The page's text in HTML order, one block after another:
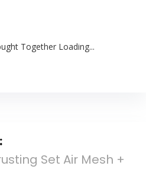
Together Loading...
Set Air Mesh +